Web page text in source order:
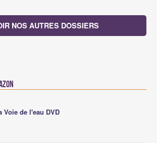
NOS AUTRES DOSSIERS
Voie de l'eau DVD